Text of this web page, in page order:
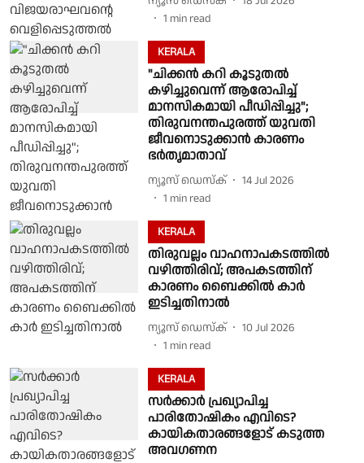
1 min read
KERALA
"ചിക്കൻ കറി കൂടുതൽ
കഴിച്ചുവെന്ന് ആരോപിച്ച്
മാനസികമായി പീഡിപ്പിച്ചു";
തിരുവനന്തപുരത്ത് യുവതി
ജീവനൊടുക്കാൻ കാരണം
ഭർതൃമാതാവ്
ന്യൂസ് ഡെസ്ക്
14 Jul 2026
1 min read
KERALA
തിരുവല്ലം വാഹനാപകടത്തിൽ
വഴിത്തിരിവ്; അപകടത്തിന്
കാരണം ബൈക്കിൽ കാർ
ഇടിച്ചതിനാൽ
ന്യൂസ് ഡെസ്ക്
10 Jul 2026
1 min read
KERALA
സർക്കാർ പ്രഖ്യാപിച്ച
പാരിതോഷികം എവിടെ?
കായികതാരങ്ങളോട് കടുത്ത
അവഗണന